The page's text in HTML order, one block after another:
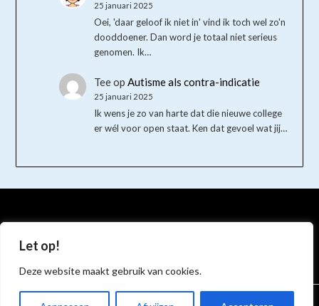
Let op!
Deze website maakt gebruik van cookies.
25 januari 2025
Oei, 'daar geloof ik niet in' vind ik toch wel zo'n
dooddoener. Dan word je totaal niet serieus
genomen. Ik…
Teeop Autisme als contra-indicatie
25 januari 2025
Ik wens je zo van harte dat die nieuwe college
er wél voor open staat. Ken dat gevoel wat jij…